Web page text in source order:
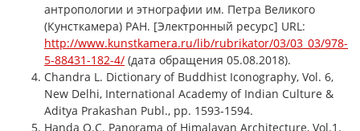
антропологии и этнографии им. Петра Великого
(Кунсткамера) РАН. [Электронный ресурс] URL:
http://www.kunstkamera.ru/lib/rubrikator/03/03_03/978-
5-88431-182-4/ (дата обращения 05.08.2018).
Chandra L. Dictionary of Buddhist Iconography, Vol. 6,
New Delhi, International Academy of Indian Culture &
Aditya Prakashan Publ., pp. 1593-1594.
Handa O.C. Panorama of Himalayan Architecture, Vol.1.